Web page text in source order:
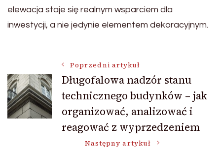
elewacja staje się realnym wsparciem dla
inwestycji, a nie jedynie elementem dekoracyjnym.
Nawigacja
wpisu
Poprzedni artykuł
Długofalowa nadzór stanu
technicznego budynków – jak
organizować, analizować i
reagować z wyprzedzeniem
Następny artykuł